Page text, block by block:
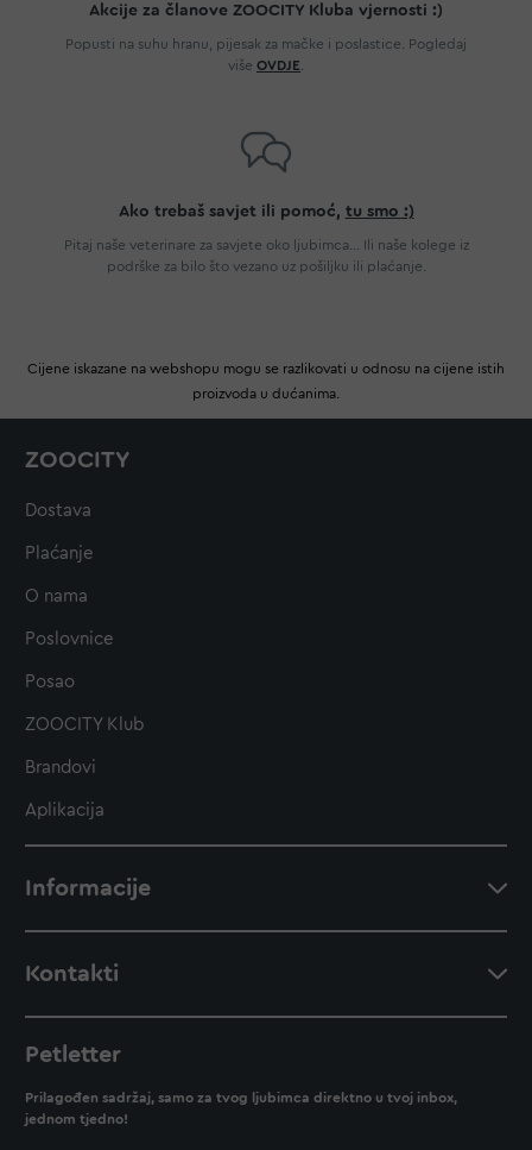
Akcije za članove ZOOCITY Kluba vjernosti :)
Popusti na suhu hranu, pijesak za mačke i poslastice. Pogledaj
više OVDJE
Ako trebaš savjet ili pomoć, tu smo :)
Pitaj naše veterinare za savjete oko ljubimca... Ili naše kolege iz
podrške za bilo što vezano uz pošiljku ili plaćanje.
Cijene iskazane na webshopu mogu se razlikovati u odnosu na cijene istih
proizvoda u dućanima.
ZOOCITY
Dostava
Plaćanje
O nama
Poslovnice
Posao
ZOOCITY Klub
Brandovi
Aplikacija
Informacije
Kontakti
Petletter
Prilagođen sadržaj, samo za tvog ljubimca direktno u tvoj inbox,
jednom tjedno!